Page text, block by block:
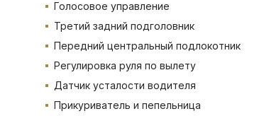
Голосовое управление
Третий задний подголовник
Передний центральный подлокотник
Регулировка руля по вылету
Датчик усталости водителя
Прикуриватель и пепельница